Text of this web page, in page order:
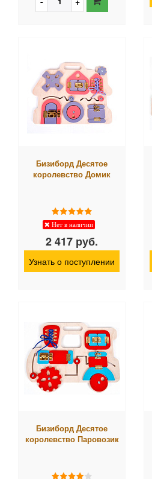
Бизиборд Десятое
королевство Домик
Нет в наличии
2 417 руб.
Узнать о поступлении
Бизиборд Десятое
королевство Паровозик